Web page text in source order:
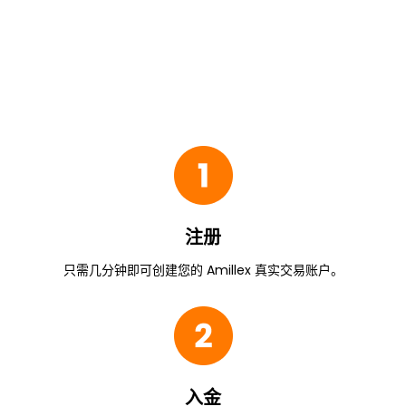
注册
只需几分钟即可创建您的 Amillex 真实交易账户。
入金